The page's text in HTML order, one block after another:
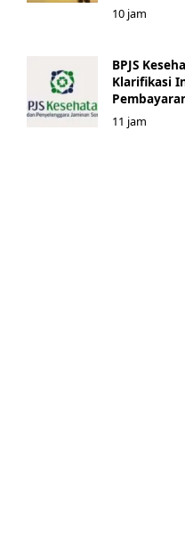
10 jam
BPJS
Klarifikasi
11 jam